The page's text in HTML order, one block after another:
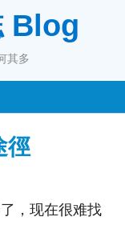
Blog
其多
徑
，现在很难找